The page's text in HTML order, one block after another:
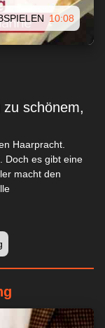
10:08
schönem,
Haarpracht.
Doch es gibt eine
macht den